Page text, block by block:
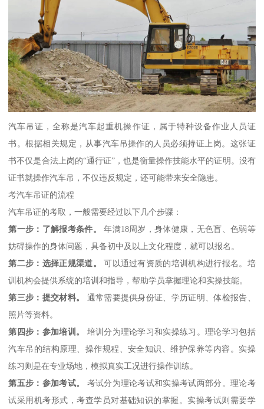
汽车吊证，全称是汽车起重机操作证，属于特种设备作业人员证
书。根据相关规定，从事汽车吊操作的人员必须持证上岗。这张证
书不仅是合法上岗的“通行证”，也是衡量操作技能水平的证明。没有
证书就操作汽车吊，不仅违反规定，还可能带来安全隐患。
考汽车吊证的流程
汽车吊证的考取，一般需要经过以下几个步骤：
第一步：了解报考条件。
年满18周岁，身体健康，无色盲、色弱等
妨碍操作的身体问题，具备初中及以上文化程度，就可以报名。
第二步：选择正规渠道。
可以通过有资质的培训机构进行报名。培
训机构会提供系统的培训和指导，帮助学员掌握理论和实操技能。
第三步：提交材料。
通常需要提供身份证、学历证明、体检报告、
照片等资料。
第四步：参加培训。
培训分为理论学习和实操练习。理论学习包括
汽车吊的结构原理、操作规程、安全知识、维护保养等内容。实操
练习则是在专业场地，模拟真实工况进行操作训练。
第五步：参加考试。
考试分为理论考试和实操考试两部分。理论考
试采用机考形式，考查学员对基础知识的掌握。实操考试则需要学